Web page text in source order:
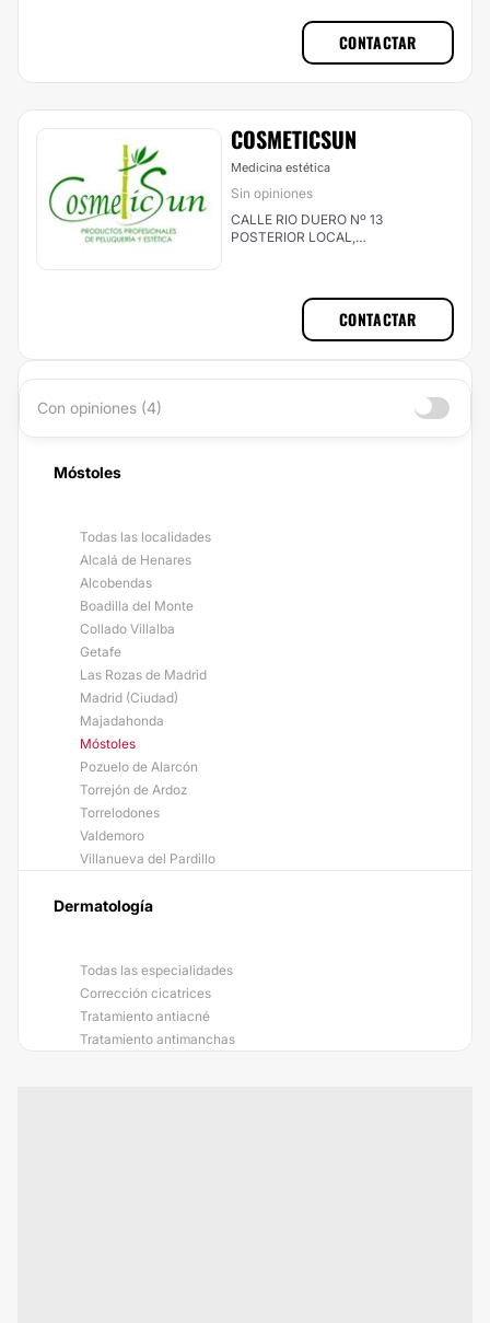
CONTACTAR
COSMETICSUN
Medicina estética
Sin opiniones
CALLE RIO DUERO Nº 13
POSTERIOR LOCAL,
CONTACTAR
Con opiniones (4)
Móstoles
Todas las localidades
Alcalá de Henares
Alcobendas
Boadilla del Monte
Collado Villalba
Getafe
Las Rozas de Madrid
Madrid (Ciudad)
Majadahonda
Móstoles
Pozuelo de Alarcón
Torrejón de Ardoz
Torrelodones
Valdemoro
Villanueva del Pardillo
Dermatología
Todas las especialidades
Corrección cicatrices
Tratamiento antiacné
Tratamiento antimanchas